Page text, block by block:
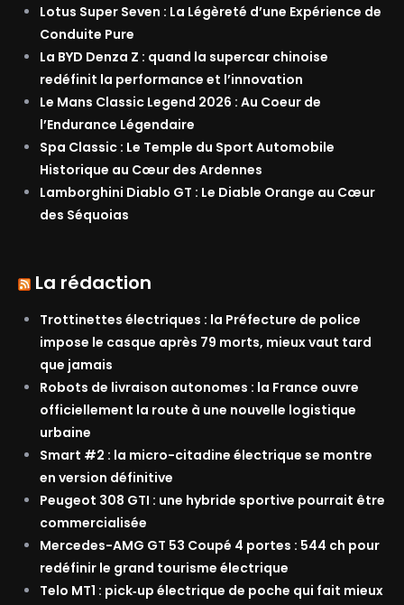
Lotus Super Seven : La Légèreté d’une Expérience de
Conduite Pure
La BYD Denza Z : quand la supercar chinoise
redéfinit la performance et l’innovation
Le Mans Classic Legend 2026 : Au Coeur de
l’Endurance Légendaire
Spa Classic : Le Temple du Sport Automobile
Historique au Cœur des Ardennes
Lamborghini Diablo GT : Le Diable Orange au Cœur
des Séquoias
La rédaction
Trottinettes électriques : la Préfecture de police
impose le casque après 79 morts, mieux vaut tard
que jamais
Robots de livraison autonomes : la France ouvre
officiellement la route à une nouvelle logistique
urbaine
Smart #2 : la micro-citadine électrique se montre
en version définitive
Peugeot 308 GTI : une hybride sportive pourrait être
commercialisée
Mercedes-AMG GT 53 Coupé 4 portes : 544 ch pour
redéfinir le grand tourisme électrique
Telo MT1 : pick‑up électrique de poche qui fait mieux